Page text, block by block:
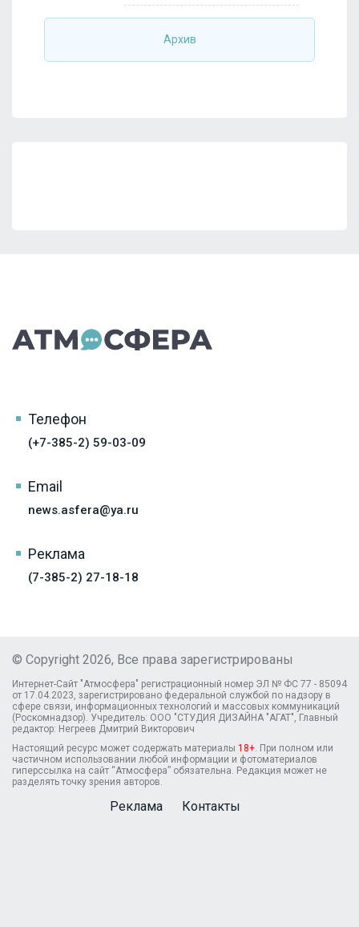
Архив
Телефон
(+7-385-2) 59-03-09
Email
news.asfera@ya.ru
Реклама
(7-385-2) 27-18-18
© Copyright 2026, Все права зарегистрированы
Интернет-Сайт "Атмосфера" регистрационный номер ЭЛ № ФС 77 - 85094
от 17.04.2023, зарегистрировано федеральной службой по надзору в
сфере связи, информационных технологий и массовых коммуникаций
(Роскомнадзор). Учредитель: ООО "СТУДИЯ ДИЗАЙНА "АГАТ", Главный
редактор: Негреев Дмитрий Викторович
Настоящий ресурс может содержать материалы 18+ . При полном или
частичном использовании любой информации и фотоматериалов
гиперссылка на сайт “Атмосфера” обязательна. Редакция может не
разделять точку зрения авторов.
Реклама Контакты